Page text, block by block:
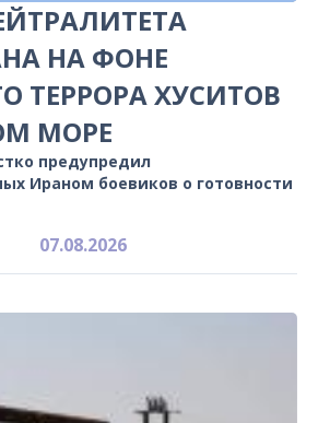
НА ФОНЕ
ТЕРРОРА ХУСИТОВ
МОРЕ
предупредил
Ираном боевиков о готовности
07.08.2026